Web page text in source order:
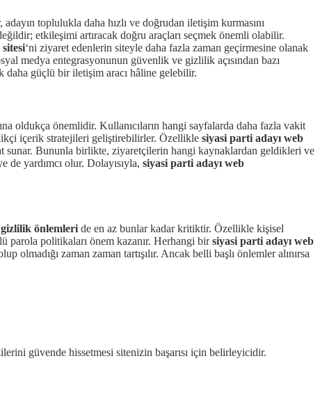
toplulukla daha hızlı ve doğrudan iletişim kurmasını
etkileşimi artıracak doğru araçları seçmek önemli olabilir.
‘ni ziyaret edenlerin siteyle daha fazla zaman geçirmesine olanak
medya entegrasyonunun güvenlik ve gizlilik açısından bazı
daha güçlü bir iletişim aracı hâline gelebilir.
oldukça önemlidir. Kullanıcıların hangi sayfalarda daha fazla vakit
içerik stratejileri geliştirebilirler. Özellikle siyasi parti adayı web
Bununla birlikte, ziyaretçilerin hangi kaynaklardan geldikleri ve
yardımcı olur. Dolayısıyla, siyasi parti adayı web
gizlilik önlemleri de en az bunlar kadar kritiktir. Özellikle kişisel
parola politikaları önem kazanır. Herhangi birsiyasi parti adayı web
olmadığı zaman zaman tartışılır. Ancak belli başlı önlemler alınırsa
güvende hissetmesi sitenizin başarısı için belirleyicidir.